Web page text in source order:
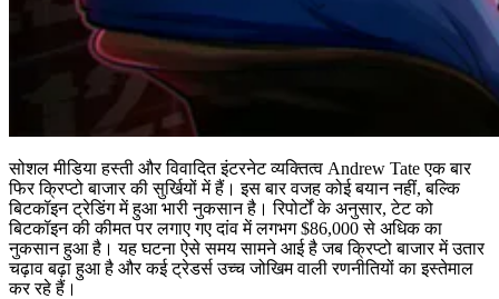
सोशल मीडिया हस्ती और विवादित इंटरनेट व्यक्तित्व Andrew Tate एक बार
फिर क्रिप्टो बाजार की सुर्खियों में हैं। इस बार वजह कोई बयान नहीं, बल्कि
बिटकॉइन ट्रेडिंग में हुआ भारी नुकसान है। रिपोर्टों के अनुसार, टेट को
बिटकॉइन की कीमत पर लगाए गए दांव में लगभग $86,000 से अधिक का
नुकसान हुआ है। यह घटना ऐसे समय सामने आई है जब क्रिप्टो बाजार में उतार
चढ़ाव बढ़ा हुआ है और कई ट्रेडर्स उच्च जोखिम वाली रणनीतियों का इस्तेमाल
कर रहे हैं।